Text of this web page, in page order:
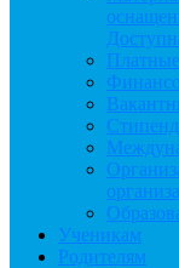
Ученикам
Родителям